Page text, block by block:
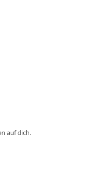
auf dich.